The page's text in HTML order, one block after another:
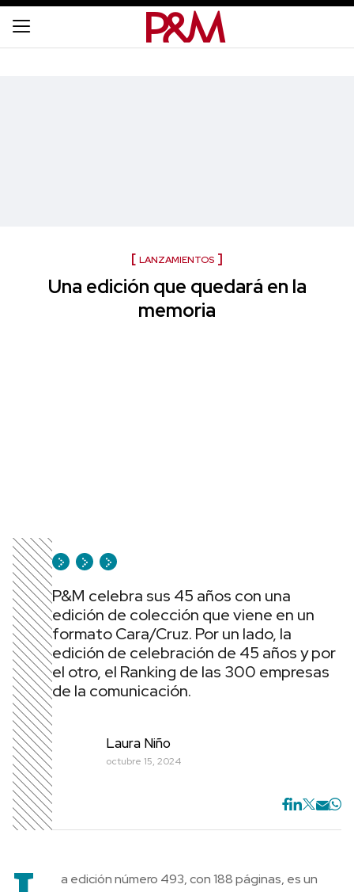
LANZAMIENTOS
Una edición que quedará en la
memoria
P&M celebra sus 45 años con una
edición de colección que viene en un
formato Cara/Cruz. Por un lado, la
edición de celebración de 45 años y por
el otro, el Ranking de las 300 empresas
de la comunicación.
Laura Niño
octubre 15, 2024
a edición número 493, con 188 páginas, es un